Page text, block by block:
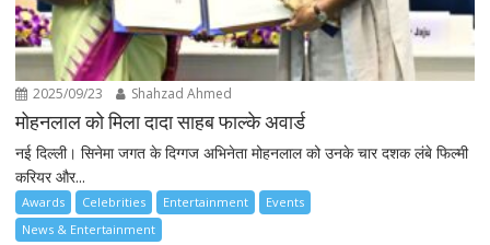
2025/09/23 Shahzad Ahmed
मोहनलाल को मिला दादा साहब फाल्के अवार्ड
नई दिल्ली। सिनेमा जगत के दिग्गज अभिनेता मोहनलाल को उनके चार दशक लंबे फिल्मी
करियर और...
Awards Celebrities Entertainment
Events
News & Entertainment